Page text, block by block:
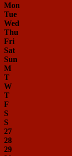
Mon
Tue
Wed
Thu
Fri
Sat
Sun
M
T
W
T
F
S
S
27
28
29